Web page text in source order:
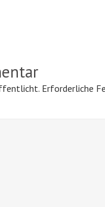
Erforderliche